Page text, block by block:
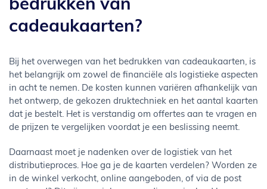
bedrukken van
cadeaukaarten?
Bij het overwegen van het bedrukken van cadeaukaarten, is
het belangrijk om zowel de financiële als logistieke aspecten
in acht te nemen. De kosten kunnen variëren afhankelijk van
het ontwerp, de gekozen druktechniek en het aantal kaarten
dat je bestelt. Het is verstandig om offertes aan te vragen en
de prijzen te vergelijken voordat je een beslissing neemt.
Daarnaast moet je nadenken over de logistiek van het
distributieproces. Hoe ga je de kaarten verdelen? Worden ze
in de winkel verkocht, online aangeboden, of via de post